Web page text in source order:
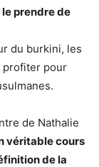
prendre de
du burkini, les
profiter pour
de Nathalie
véritable cours
de la